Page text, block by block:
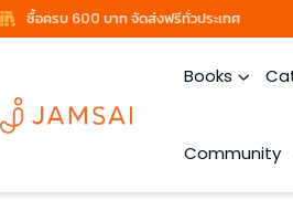
ซื้อครบ 600 บาท จัดส่งฟรีทั่วประเทศ
Books
Community